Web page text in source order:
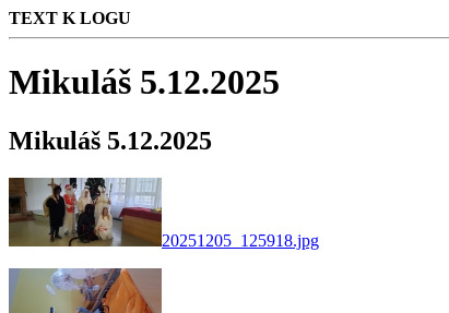
TEXT K LOGU
Mikuláš 5.12.2025
Mikuláš 5.12.2025
20251205_125918.jpg